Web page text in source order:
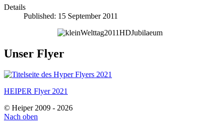
Details
Published: 15 September 2011
Unser Flyer
HEIPER Flyer 2021
© Heiper 2009 - 2026
Nach oben